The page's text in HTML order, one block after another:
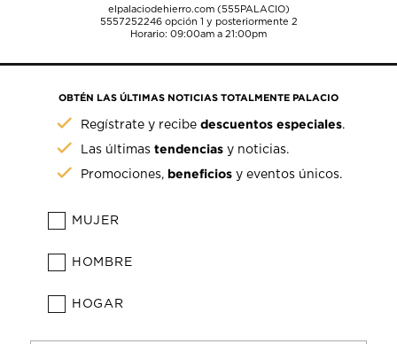
elpalaciodehierro.com (555PALACIO)
5557252246opción 1 y posteriormente 2
Horario: 09:00am a 21:00pm
OBTÉN LAS ÚLTIMAS NOTICIAS TOTALMENTE PALACIO
Regístrate y recibedescuentos especiales.
Las últimastendencias y noticias.
Promociones, beneficios y eventos únicos.
MUJER
HOMBRE
HOGAR